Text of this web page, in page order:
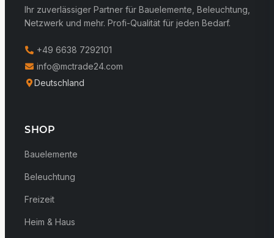
Ihr zuverlässiger Partner für Bauelemente, Beleuchtung,
Netzwerk und mehr. Profi-Qualität für jeden Bedarf.
+49 6638 7292101
info@mctrade24.com
Deutschland
SHOP
Bauelemente
Beleuchtung
Freizeit
Heim & Haus